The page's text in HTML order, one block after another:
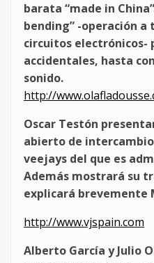
barata “made in
bending” -operación
circuitos electrónicos-
accidentales, hasta
sonido.
http://
Oscar Testón
abierto de
veejays del que es
Además mostrará su
explicará brevemente
http://www.vjspain.com
Alberto García y Julio